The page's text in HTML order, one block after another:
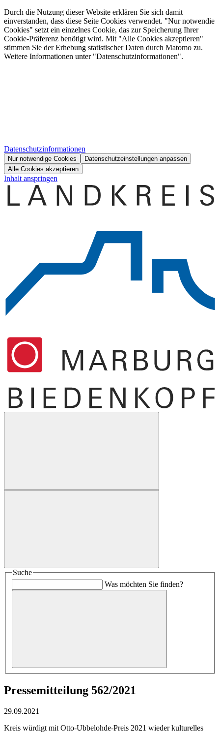
Durch die Nutzung dieser Website erklären Sie sich damit
einverstanden, dass diese Seite Cookies verwendet. "Nur notwendie
Cookies" setzt ein einzelnes Cookie, das zur Speicherung Ihrer
Cookie-Präferenz benötigt wird. Mit "Alle Cookies akzeptieren"
stimmen Sie der Erhebung statistischer Daten durch Matomo zu.
Weitere Informationen unter "Datenschutzinformationen".
Datenschutzinformationen
Nur notwendige Cookies
Datenschutzeinstellungen anpassen
Alle Cookies akzeptieren
Inhalt anspringen
Suche
Was möchten Sie finden?
Pressemitteilung 562/2021
29.09.2021
Kreis würdigt mit Otto-Ubbelohde-Preis 2021 wieder kulturelles